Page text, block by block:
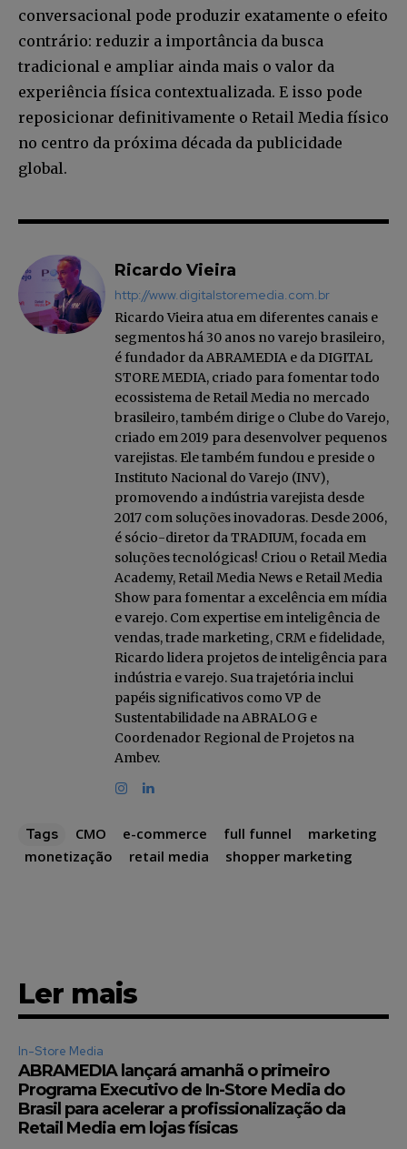
conversacional pode produzir exatamente o efeito
contrário: reduzir a importância da busca
tradicional e ampliar ainda mais o valor da
experiência física contextualizada. E isso pode
reposicionar definitivamente o Retail Media físico
no centro da próxima década da publicidade
global.
Ricardo Vieira
http://www.digitalstoremedia.com.br
Ricardo Vieira atua em diferentes canais e
segmentos há 30 anos no varejo brasileiro,
é fundador da ABRAMEDIA e da DIGITAL
STORE MEDIA, criado para fomentar todo
ecossistema de Retail Media no mercado
brasileiro, também dirige o Clube do Varejo,
criado em 2019 para desenvolver pequenos
varejistas. Ele também fundou e preside o
Instituto Nacional do Varejo (INV),
promovendo a indústria varejista desde
2017 com soluções inovadoras. Desde 2006,
é sócio-diretor da TRADIUM, focada em
soluções tecnológicas! Criou o Retail Media
Academy, Retail Media News e Retail Media
Show para fomentar a excelência em mídia
e varejo. Com expertise em inteligência de
vendas, trade marketing, CRM e fidelidade,
Ricardo lidera projetos de inteligência para
indústria e varejo. Sua trajetória inclui
papéis significativos como VP de
Sustentabilidade na ABRALOG e
Coordenador Regional de Projetos na
Ambev.
Tags CMO e-commerce full funnel
marketing
monetização
retail media shopper marketing
Ler mais
In-Store Media
ABRAMEDIA lançará amanhã o primeiro
Programa Executivo de In-Store Media do
Brasil para acelerar a profissionalização da
Retail Media em lojas físicas